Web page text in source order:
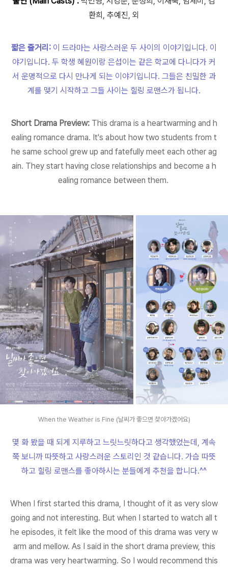
환희, 추예진, 외
짧은 줄거리: 이 드라마는 사랑스러운 두 사이의 이야기입니다. 이
야기입니다. 두 학생 혜원이랑 은섭이는 같은 학교에 다니다가 커
서 운명적으로 다시 만나게 되는 이야기입니다. 그들은 친밀한 과
계를 맺기 시작하고 그들 사이는 힐링 로맨스가 됩니다.
Short Drama Preview: This drama is a heartwarming and h
ealing romance drama. It's about how two students from t
he same school grew up and fatefully meet each other ag
ain. They start having close relationships and become a h
ealing romance between them.
When the Weather is Fine (날씨가 좋으면 찾아가겠어요)
몇 화 봤을 때 되게 지루하고 느릿느릿하다고 생각했었는데, 계속
쭉 보니까 따뜻하고 사랑스러운 스토리인 것 같습니다. 가슴 따뜻
하고 힐링 로맨스를 좋아하시는 분들에게 추천을 합니다.^^
When I first started this drama, I thought of it as very slow
going and not interesting. But when I started to watch all t
he episodes, it felt like the mood of this drama was very w
arm and mellow. As I said in the short drama preview, this
drama was very heartwarming. So I would recommend this